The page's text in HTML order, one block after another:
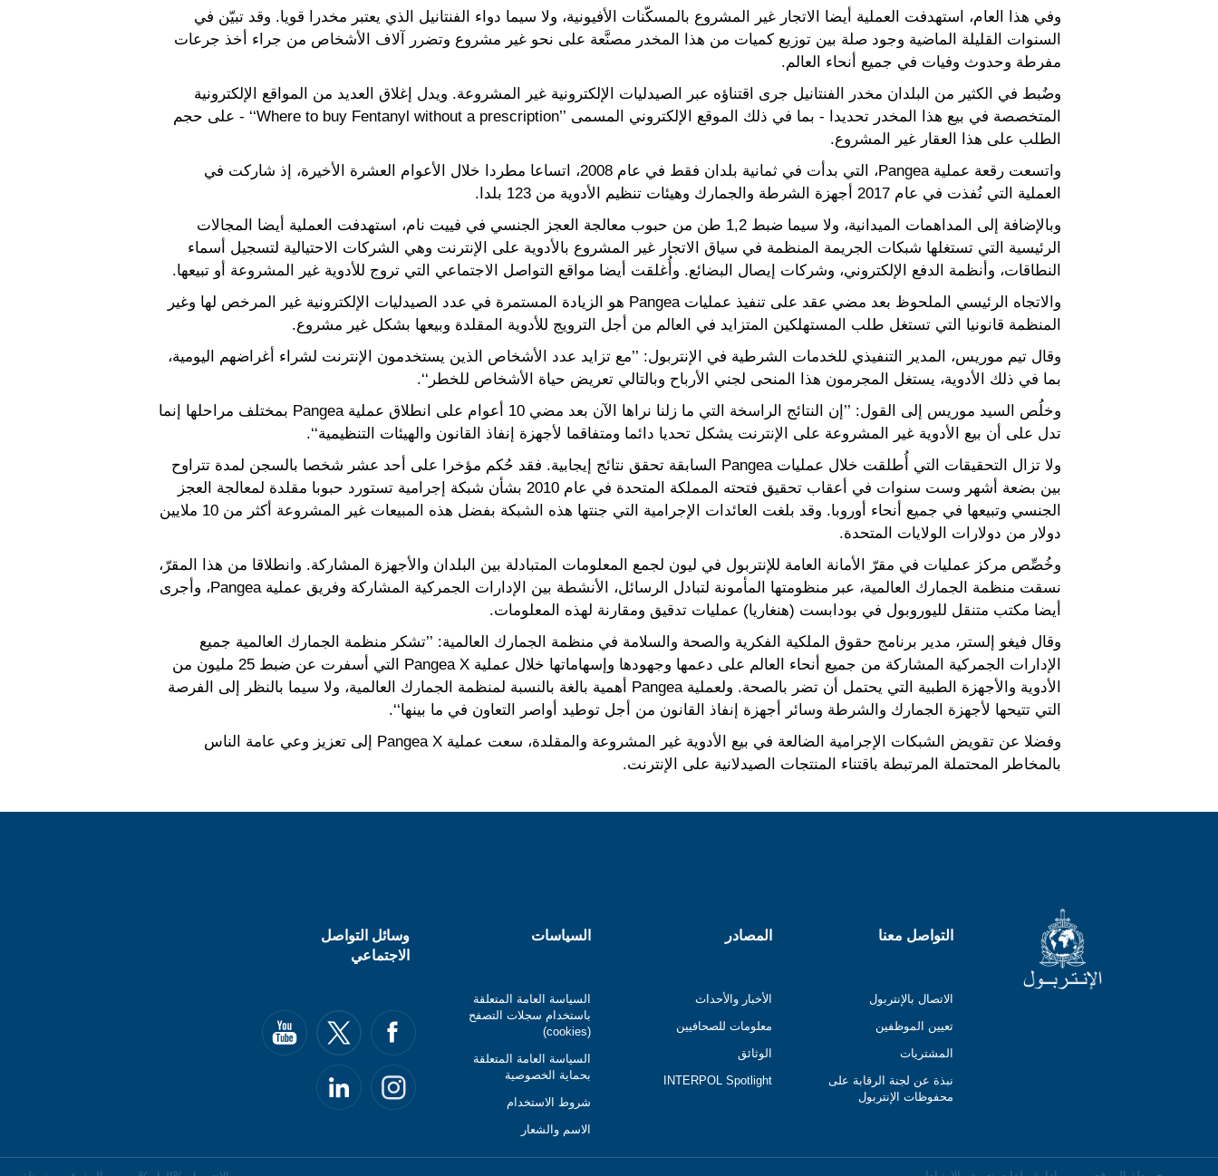
وفي هذا العام، استهدفت العملية أيضا الاتجار غير المشروع بالمسكّنات الأفيونية، ولا سيما دواء الفنتانيل الذي يعتبر مخدرا قويا. وقد تبيّن في
السنوات القليلة الماضية وجود صلة بين توزيع كميات من هذا المخدر مصنَّعة على نحو غير مشروع وتضرر آلاف الأشخاص من جراء أخذ جرعات
مفرطة وحدوث وفيات في جميع أنحاء العالم.
وضُبط في الكثير من البلدان مخدر الفنتانيل جرى اقتناؤه عبر الصيدليات الإلكترونية غير المشروعة. ويدل إغلاق العديد من المواقع الإلكترونية
المتخصصة في بيع هذا المخدر تحديدا - بما في ذلك الموقع الإلكتروني المسمى ’’Where to buy Fentanyl without a prescription‘‘ - على حجم
الطلب على هذا العقار غير المشروع.
واتسعت رقعة عملية Pangea، التي بدأت في ثمانية بلدان فقط في عام 2008، اتساعا مطردا خلال الأعوام العشرة الأخيرة، إذ شاركت في
العملية التي نُفذت في عام 2017 أجهزة الشرطة والجمارك وهيئات تنظيم الأدوية من 123 بلدا.
وبالإضافة إلى المداهمات الميدانية، ولا سيما ضبط 1,2 طن من حبوب معالجة العجز الجنسي في فييت نام، استهدفت العملية أيضا المجالات
الرئيسية التي تستغلها شبكات الجريمة المنظمة في سياق الاتجار غير المشروع بالأدوية على الإنترنت وهي الشركات الاحتيالية لتسجيل أسماء
النطاقات، وأنظمة الدفع الإلكتروني، وشركات إيصال البضائع. وأُغلقت أيضا مواقع التواصل الاجتماعي التي تروج للأدوية غير المشروعة أو تبيعها.
والاتجاه الرئيسي الملحوظ بعد مضي عقد على تنفيذ عمليات Pangea هو الزيادة المستمرة في عدد الصيدليات الإلكترونية غير المرخص لها وغير
المنظمة قانونيا التي تستغل طلب المستهلكين المتزايد في العالم من أجل الترويج للأدوية المقلدة وبيعها بشكل غير مشروع.
وقال تيم موريس، المدير التنفيذي للخدمات الشرطية في الإنتربول: ’’مع تزايد عدد الأشخاص الذين يستخدمون الإنترنت لشراء أغراضهم اليومية،
بما في ذلك الأدوية، يستغل المجرمون هذا المنحى لجني الأرباح وبالتالي تعريض حياة الأشخاص للخطر‘‘.
وخلُص السيد موريس إلى القول: ’’إن النتائج الراسخة التي ما زلنا نراها الآن بعد مضي 10 أعوام على انطلاق عملية Pangea بمختلف مراحلها إنما
تدل على أن بيع الأدوية غير المشروعة على الإنترنت يشكل تحديا دائما ومتفاقما لأجهزة إنفاذ القانون والهيئات التنظيمية‘‘.
ولا تزال التحقيقات التي أُطلقت خلال عمليات Pangea السابقة تحقق نتائج إيجابية. فقد حُكم مؤخرا على أحد عشر شخصا بالسجن لمدة تتراوح
بين بضعة أشهر وست سنوات في أعقاب تحقيق فتحته المملكة المتحدة في عام 2010 بشأن شبكة إجرامية تستورد حبوبا مقلدة لمعالجة العجز
الجنسي وتبيعها في جميع أنحاء أوروبا. وقد بلغت العائدات الإجرامية التي جنتها هذه الشبكة بفضل هذه المبيعات غير المشروعة أكثر من 10 ملايين
دولار من دولارات الولايات المتحدة.
وخُصِّص مركز عمليات في مقرّ الأمانة العامة للإنتربول في ليون لجمع المعلومات المتبادلة بين البلدان والأجهزة المشاركة. وانطلاقا من هذا المقرّ،
نسقت منظمة الجمارك العالمية، عبر منظومتها المأمونة لتبادل الرسائل، الأنشطة بين الإدارات الجمركية المشاركة وفريق عملية Pangea، وأجرى
أيضا مكتب متنقل لليوروبول في بودابست (هنغاريا) عمليات تدقيق ومقارنة لهذه المعلومات.
وقال فيغو إلستر، مدير برنامج حقوق الملكية الفكرية والصحة والسلامة في منظمة الجمارك العالمية: ’’تشكر منظمة الجمارك العالمية جميع
الإدارات الجمركية المشاركة من جميع أنحاء العالم على دعمها وجهودها وإسهاماتها خلال عملية Pangea X التي أسفرت عن ضبط 25 مليون من
الأدوية والأجهزة الطبية التي يحتمل أن تضر بالصحة. ولعملية Pangea أهمية بالغة بالنسبة لمنظمة الجمارك العالمية، ولا سيما بالنظر إلى الفرصة
التي تتيحها لأجهزة الجمارك والشرطة وسائر أجهزة إنفاذ القانون من أجل توطيد أواصر التعاون في ما بينها‘‘.
وفضلا عن تقويض الشبكات الإجرامية الضالعة في بيع الأدوية غير المشروعة والمقلدة، سعت عملية Pangea X إلى تعزيز وعي عامة الناس
بالمخاطر المحتملة المرتبطة باقتناء المنتجات الصيدلانية على الإنترنت.
التواصل معنا
الاتصال بالإنتربول
تعيين الموظفين
المشتريات
نبذة عن لجنة الرقابة على
محفوظات الإنتربول
المصادر
الأخبار والأحداث
معلومات للصحافيين
الوثائق
INTERPOL Spotlight
السياسات
السياسة العامة المتعلقة
باستخدام سجلات التصفح
(cookies)
السياسة العامة المتعلقة
بحماية الخصوصية
شروط الاستخدام
الاسم والشعار
وسائل التواصل
الاجتماعي